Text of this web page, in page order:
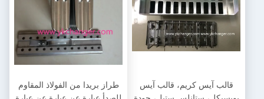
قالب آيس كريم، قالب آيس
طراز بريدا من الفولاذ المقاوم